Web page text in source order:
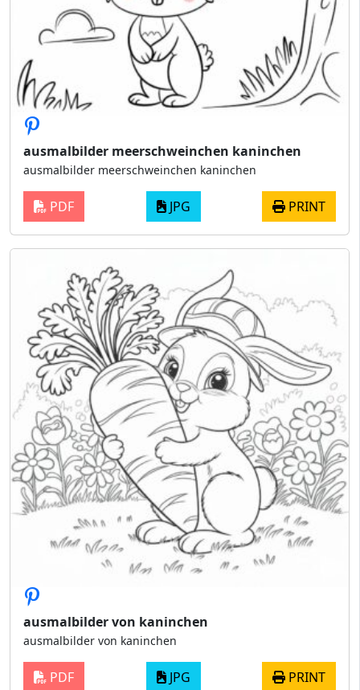
ausmalbilder meerschweinchen kaninchen
ausmalbilder meerschweinchen kaninchen
PDF JPG PRINT
ausmalbilder von kaninchen
ausmalbilder von kaninchen
PDF JPG PRINT